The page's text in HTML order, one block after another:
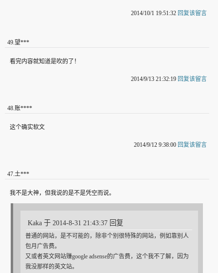
2014/10/1 19:51:32 回复该留言
49.望***
看完内容就知道是吹的了！
2014/9/13 21:32:19 回复该留言
48.账****
这个确实软文
2014/9/12 9:38:00 回复该留言
47.土***
我不是大神，但我说的是不是凭空而说。
Kaka 于 2014-8-31 21:43:37 回复
普通的网站，是不可能的，除非个别很特殊的网站，例如靠别人
包月广告费。
又或者英文网站赚google adsense的广告费，这个我不了解，因为
我没那样的英文站。